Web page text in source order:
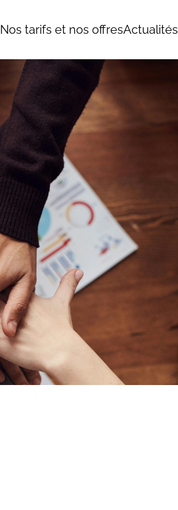
Nos tarifs et nos offresActualités